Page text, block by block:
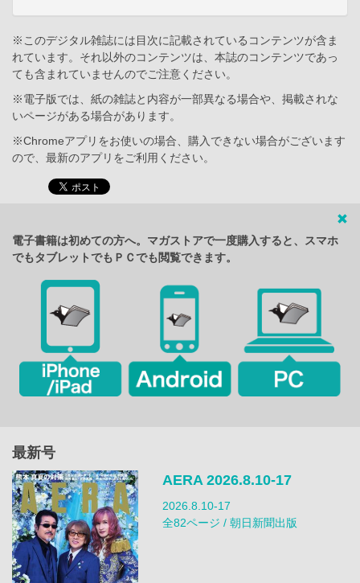
※このデジタル雑誌には目次に記載されているコンテンツが含ま
れています。それ以外のコンテンツは、本誌のコンテンツであっ
ても含まれていませんのでご注意ください。
※電子版では、紙の雑誌と内容が一部異なる場合や、掲載されな
いページがある場合があります。
※Chromeアプリをお使いの場合、購入できない場合がございます
ので、最新のアプリをご利用ください。
電子書籍は初めての方へ。マガストアで一度購入すると、スマホ
でもタブレットでもＰＣでも閲覧できます。
最新号
AERA 2026.8.10-17
2026.8.10-17
全82ページ / 朝日新聞出版